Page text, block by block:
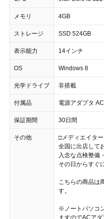
メモリ 4GB
ストレージ SSD 524GB
表示能力 14インチ
OS Windows 8
光学ドライブ 非搭載
付属品 電源アダプタ
保証期間 30日間
その他
□メディエイタ
全国に出店して
入念な点検整備
その日からすぐ
こちらの商品は
す。
※ノートパソコ
ますのでACアダ